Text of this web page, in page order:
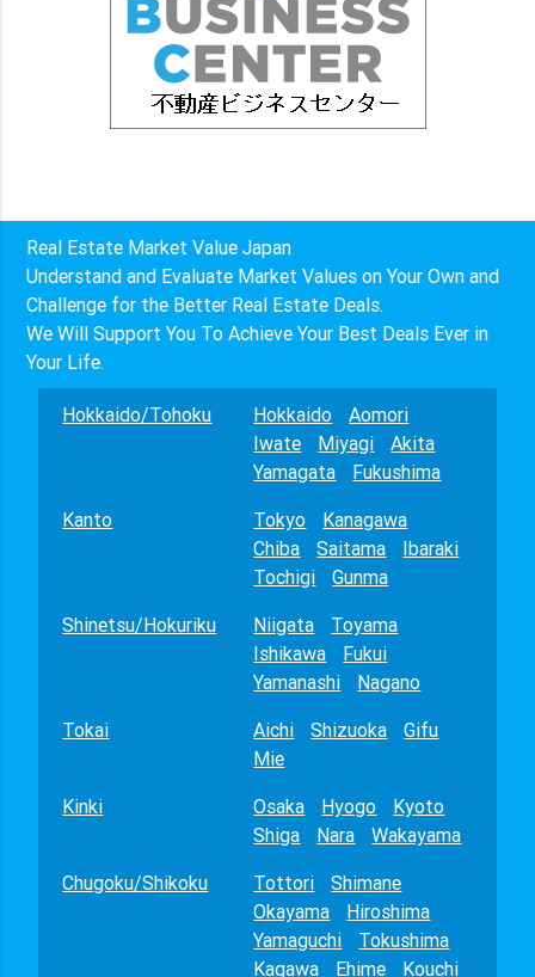
Real Estate Market Value Japan
Understand and Evaluate Market Values on Your Own and
Challenge for the Better Real Estate Deals.
We Will Support You To Achieve Your Best Deals Ever in
Your Life.
Hokkaido/Tohoku Hokkaido
Aomori
Iwate
Miyagi
Akita
Yamagata
Fukushima
Kanto
Tokyo
Kanagawa
Chiba
Saitama
Ibaraki
Tochigi
Gunma
Shinetsu/Hokuriku
Niigata
Toyama
Ishikawa
Fukui
Yamanashi
Nagano
Tokai
Aichi Shizuoka
Gifu
Mie
Kinki
Osaka Hyogo
Kyoto
Shiga
Nara
Wakayama
Chugoku/Shikoku
Tottori
Shimane
Okayama
Hiroshima
Yamaguchi
Tokushima
Kagawa
Ehime Kouchi